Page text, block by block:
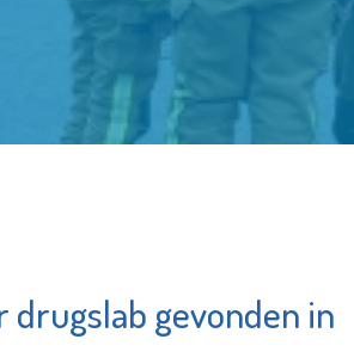
drugslab gevonden in